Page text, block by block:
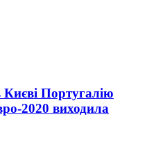
Португалію
2020 виходила